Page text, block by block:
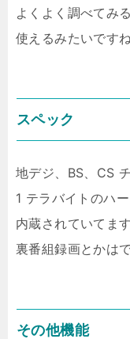
よくよく調べてみ
使えるみたいですね
スペック
地デジ、BS、CS
1 テラバイトのハ
内蔵されていてます
裏番組録画とかは
その他機能